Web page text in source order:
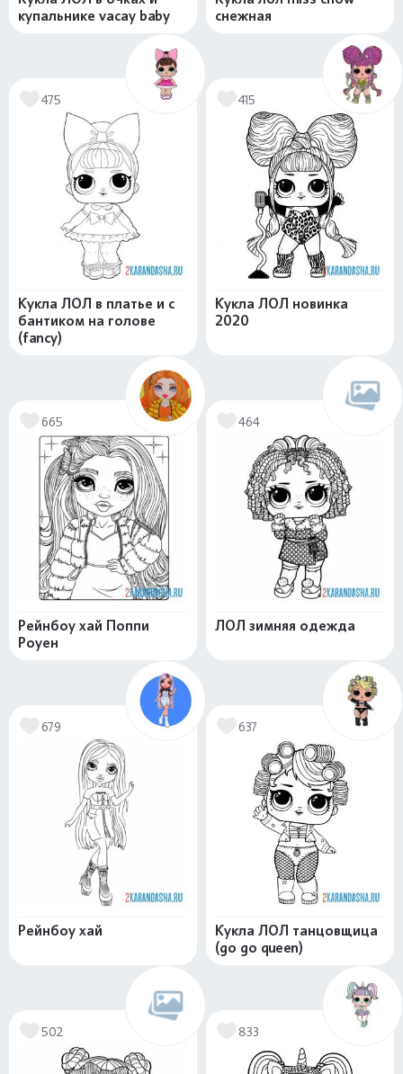
купальнике vacay baby
снежная
475
Кукла ЛОЛ в платье и с
бантиком на голове
(fancy)
415
Кукла ЛОЛ новинка
2020
665
Рейнбоу хай Поппи
Роуен
464
ЛОЛ зимняя одежда
679
Рейнбоу хай
637
Кукла ЛОЛ танцовщица
(go go queen)
502 833